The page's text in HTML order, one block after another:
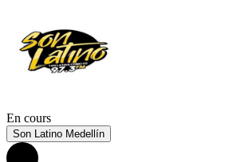
En cours
Son Latino Medellín